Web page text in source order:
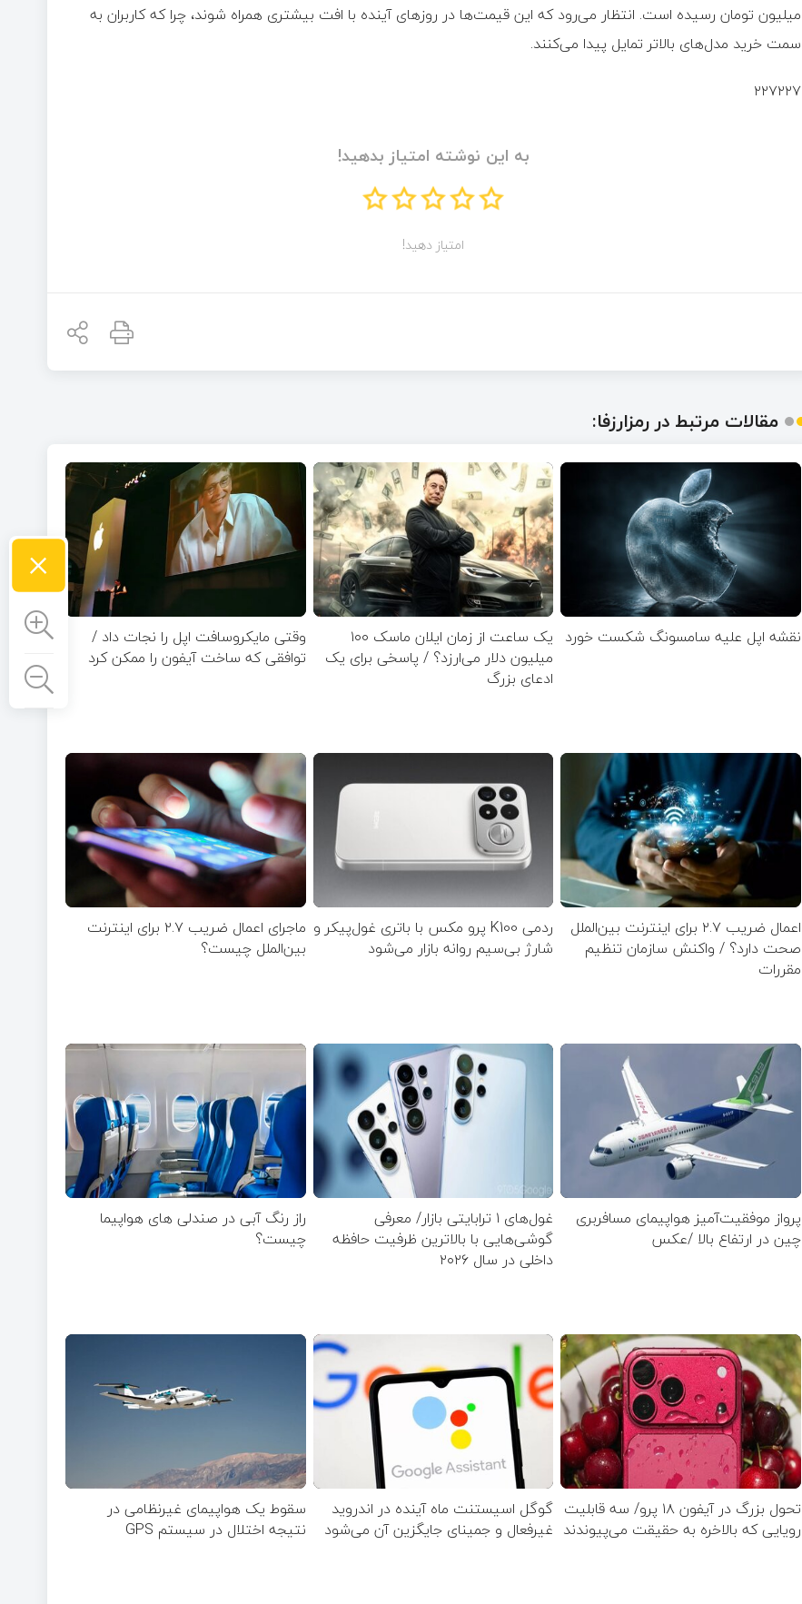
میلیون تومان رسیده است. انتظار می‌رود که این قیمت‌ها در روزهای آینده با افت بیشتری همراه شوند، چرا که کاربران به
سمت خرید مدل‌های بالاتر تمایل پیدا می‌کنند.
۲۲۷۲۲۷
به این نوشته امتیاز بدهید!
امتیاز دهید!
مقالات مرتبط در رمزارزفا:
نقشه اپل علیه سامسونگ شکست خورد
یک ساعت از زمان ایلان ماسک ۱۰۰
میلیون دلار می‌ارزد؟ / پاسخی برای یک
ادعای بزرگ
وقتی مایکروسافت اپل را نجات داد /
توافقی که ساخت آیفون را ممکن کرد
اعمال ضریب ۲.۷ برای اینترنت بین‌الملل
صحت دارد؟ / واکنش سازمان تنظیم
مقررات
ردمی K100 پرو مکس با باتری غول‌پیکر و
شارژ بی‌سیم روانه بازار می‌شود
ماجرای اعمال ضریب ۲.۷ برای اینترنت
بین‌الملل چیست؟
پرواز موفقیت‌آمیز هواپیمای مسافربری
چین در ارتفاع بالا /عکس
غول‌های ۱ ترابایتی بازار/ معرفی
گوشی‌هایی با بالاترین ظرفیت حافظه
داخلی در سال ۲۰۲۶
راز رنگ آبی در صندلی های هواپیما
چیست؟
تحول بزرگ در آیفون ۱۸ پرو/ سه قابلیت
رویایی که بالاخره به حقیقت می‌پیوندند
گوگل اسیستنت ماه آینده در اندروید
غیرفعال و جمینای جایگزین آن می‌شود
سقوط یک هواپیمای غیرنظامی در
نتیجه اختلال در سیستم‌ GPS
×